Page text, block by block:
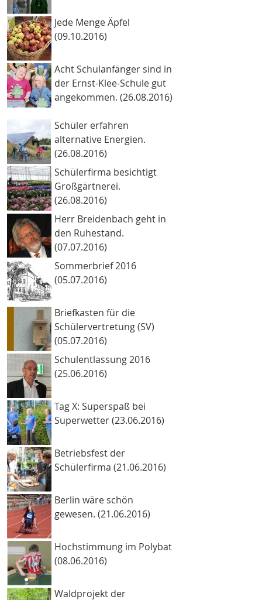
Jede Menge Äpfel
(09.10.2016)
Acht Schulanfänger sind in
der Ernst-Klee-Schule gut
angekommen. (26.08.2016)
Schüler erfahren
alternative Energien.
(26.08.2016)
Schülerfirma besichtigt
Großgärtnerei.
(26.08.2016)
Herr Breidenbach geht in
den Ruhestand.
(07.07.2016)
Sommerbrief 2016
(05.07.2016)
Briefkasten für die
Schülervertretung (SV)
(05.07.2016)
Schulentlassung 2016
(25.06.2016)
Tag X: Superspaß bei
Superwetter (23.06.2016)
Betriebsfest der
Schülerfirma (21.06.2016)
Berlin wäre schön
gewesen. (21.06.2016)
Hochstimmung im Polybat
(08.06.2016)
Waldprojekt der